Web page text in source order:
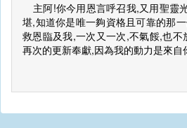
主阿!你今用恩言呼召我,又用聖靈
堪,知道你是唯一夠資格且可靠的那
救恩臨及我,一次又一次,不氣餒,也
再次的更新奉獻,因為我的動力是來